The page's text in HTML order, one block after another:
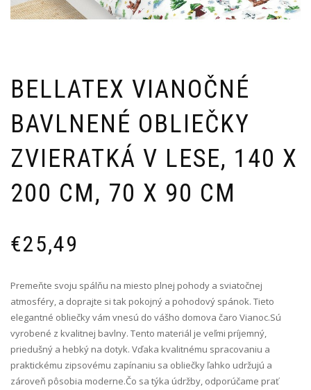
BELLATEX VIANOČNÉ
BAVLNENÉ OBLIEČKY
ZVIERATKÁ V LESE, 140 X
200 CM, 70 X 90 CM
€25,49
Premeňte svoju spálňu na miesto plnej pohody a sviatočnej
atmosféry, a doprajte si tak pokojný a pohodový spánok. Tieto
elegantné obliečky vám vnesú do vášho domova čaro Vianoc.Sú
vyrobené z kvalitnej bavlny. Tento materiál je veľmi príjemný,
priedušný a hebký na dotyk. Vďaka kvalitnému spracovaniu a
praktickému zipsovému zapínaniu sa obliečky ľahko udržujú a
zároveň pôsobia moderne.Čo sa týka údržby, odporúčame prať